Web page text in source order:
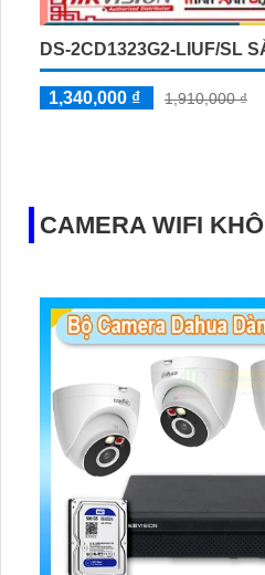
DS-2CD1323G2-LIUF/SL
1,340,000 ₫ 1,910,000 ₫
CAMERA WIFI